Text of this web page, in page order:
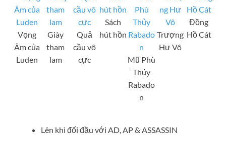
Vọng
Âm của
Luden
Giày
tham
lam
Quả
cầu vô
cực
Sách
hút hồn
Mũ Phù
Thủy
Rabado
n
Trượng
Hư Vô
Đồng
Hồ Cát
Lên khi đối đầu với AD, AP & ASSASSIN